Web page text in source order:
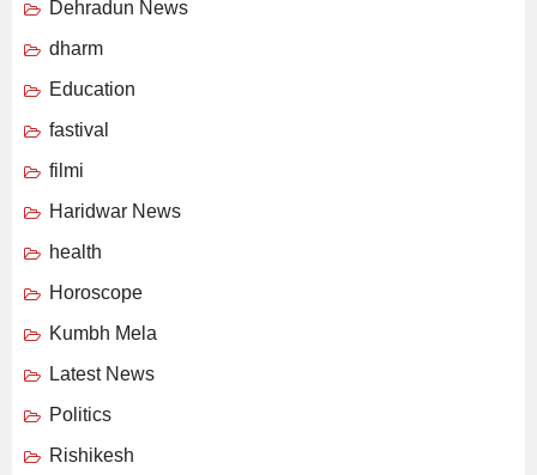
Dehradun News
dharm
Education
fastival
filmi
Haridwar News
health
Horoscope
Kumbh Mela
Latest News
Politics
Rishikesh